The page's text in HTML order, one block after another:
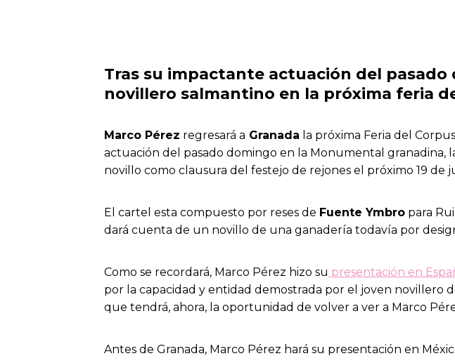
Tras su impactante actuación del
novillero salmantino en la próxima feria
Marco Pérez regresará a Granada la próxima Feria del
actuación del pasado domingo en la Monumental
novillo como clausura del festejo de rejones el próximo 19 de
El cartel esta compuesto por reses de Fuente Ymbro para
dará cuenta de un novillo de una ganadería todavía por
Como se recordará, Marco Pérez hizo su presentación en
por la capacidad y entidad demostrada por el joven novillero
que tendrá, ahora, la oportunidad de volver a ver a Marco
Antes de Granada, Marco Pérez hará su presentación en